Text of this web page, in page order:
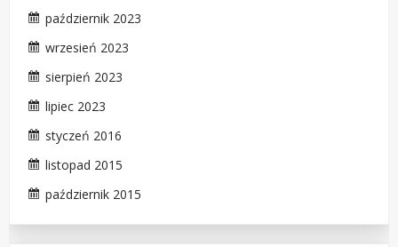
październik 2023
wrzesień 2023
sierpień 2023
lipiec 2023
styczeń 2016
listopad 2015
październik 2015